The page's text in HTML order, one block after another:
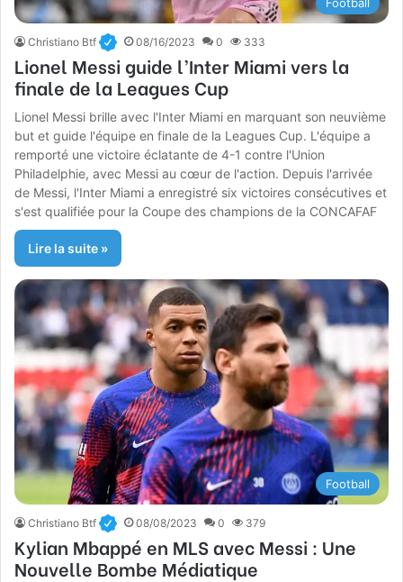
Christiano Btf 08/16/2023 0 333
Lionel Messi guide l’Inter Miami vers la
finale de la Leagues Cup
Lionel Messi brille avec l'Inter Miami en marquant son neuvième
but et guide l'équipe en finale de la Leagues Cup. L'équipe a
remporté une victoire éclatante de 4-1 contre l'Union
Philadelphie, avec Messi au cœur de l'action. Depuis l'arrivée
de Messi, l'Inter Miami a enregistré six victoires consécutives et
s'est qualifiée pour la Coupe des champions de la CONCAFAF
Lire la suite »
Football
Christiano Btf 08/08/2023 0 379
Kylian Mbappé en MLS avec Messi : Une
Nouvelle Bombe Médiatique